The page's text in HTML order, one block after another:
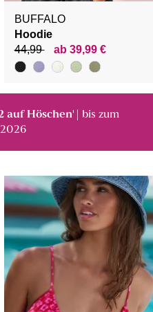
BUFFALO
Hoodie
44,99
ab 39,99 €
auf Höschen¹ | bis zum